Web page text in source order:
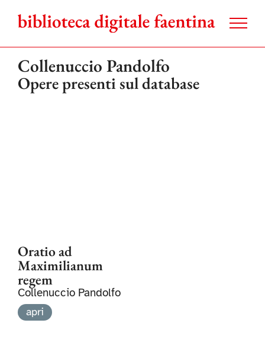
contenuto
Collenuccio Pandolfo
Opere presenti sul database
Oratio ad
Maximilianum
regem
Collenuccio Pandolfo
apri